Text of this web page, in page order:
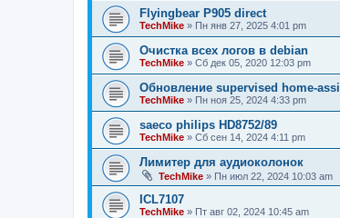
Flyingbear P905 direct
TechMike » Пн янв 27, 2025 4:01 pm
Очистка всех логов в debian
TechMike » Сб дек 05, 2020 12:03 pm
Обновление supervised home-
TechMike » Пн ноя 25, 2024 4:33 pm
saeco philips HD8752/89
TechMike » Сб сен 14, 2024 4:11 pm
Лимитер для аудиоколонок
TechMike » Пн июл 22, 2024 10:03 am
ICL7107
TechMike » Пт авг 02, 2024 10:45 am